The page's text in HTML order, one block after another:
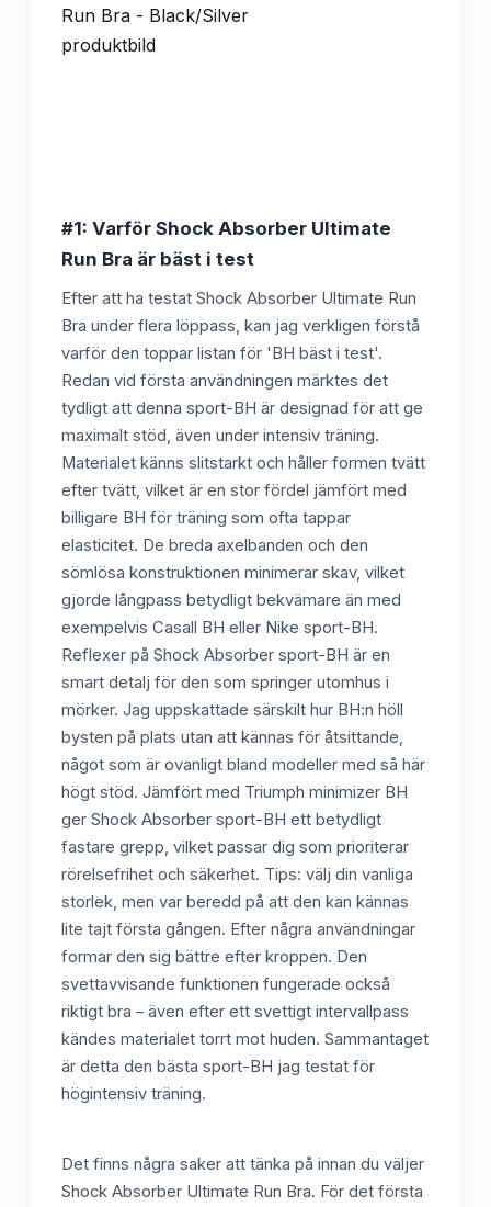
#1: Varför Shock Absorber Ultimate
Run Bra är bäst i test
Efter att ha testat Shock Absorber Ultimate Run
Bra under flera löppass, kan jag verkligen förstå
varför den toppar listan för 'BH bäst i test'.
Redan vid första användningen märktes det
tydligt att denna sport-BH är designad för att ge
maximalt stöd, även under intensiv träning.
Materialet känns slitstarkt och håller formen tvätt
efter tvätt, vilket är en stor fördel jämfört med
billigare BH för träning som ofta tappar
elasticitet. De breda axelbanden och den
sömlösa konstruktionen minimerar skav, vilket
gjorde långpass betydligt bekvämare än med
exempelvis Casall BH eller Nike sport-BH.
Reflexer på Shock Absorber sport-BH är en
smart detalj för den som springer utomhus i
mörker. Jag uppskattade särskilt hur BH:n höll
bysten på plats utan att kännas för åtsittande,
något som är ovanligt bland modeller med så här
högt stöd. Jämfört med Triumph minimizer BH
ger Shock Absorber sport-BH ett betydligt
fastare grepp, vilket passar dig som prioriterar
rörelsefrihet och säkerhet. Tips: välj din vanliga
storlek, men var beredd på att den kan kännas
lite tajt första gången. Efter några användningar
formar den sig bättre efter kroppen. Den
svettavvisande funktionen fungerade också
riktigt bra – även efter ett svettigt intervallpass
kändes materialet torrt mot huden. Sammantaget
är detta den bästa sport-BH jag testat för
högintensiv träning.
Det finns några saker att tänka på innan du väljer
Shock Absorber Ultimate Run Bra. För det första